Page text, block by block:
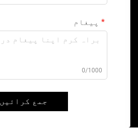
پیغام
0/1000
جمع کرائیں